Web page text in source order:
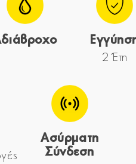
2 Έτη
Ασύρματη
Σύνδεση